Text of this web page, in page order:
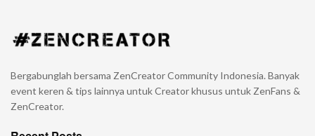
Bergabunglah bersama ZenCreator Community Indonesia. Banyak
event keren & tips lainnya untuk Creator khusus untuk ZenFans &
ZenCreator.